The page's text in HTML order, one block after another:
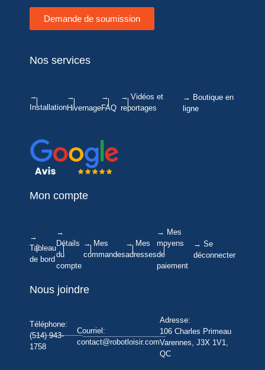
Demande de soumission
Nos services
→
Installation
→
Hivernage
→
FAQ
→ Vidéos et
reportages
→ Boutique en
ligne
Mon compte
→
Tableau
de bord
→
Détails
du
compte
→ Mes
commandes
→ Mes
adresses
→ Mes
moyens
de
paiement
→ Se
déconnecter
Nous joindre
Téléphone:
(514) 943-
1758
Courriel:
contact@robotloisir.com
Adresse:
106 Charles Primeau
Varennes, J3X 1V1,
QC